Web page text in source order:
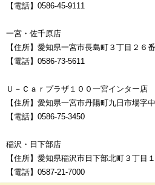
【電話】0586-45-9111
一宮・佐千原店
【住所】愛知県一宮市長島町３丁目２６番
【電話】0586-73-5611
Ｕ－Ｃａｒプラザ１００一宮インター店
【住所】愛知県一宮市丹陽町九日市場字
【電話】0586-75-3450
稲沢・日下部店
【住所】愛知県稲沢市日下部北町３丁目
【電話】0587-21-7000